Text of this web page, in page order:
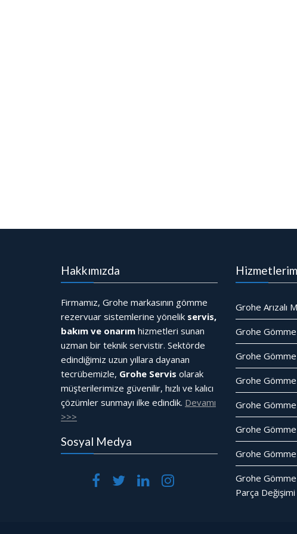
Hakkımızda
Firmamız, Grohe markasının gömme
rezervuar sistemlerine yönelik servis,
bakım ve onarım hizmetleri sunan
uzman bir teknik servistir. Sektörde
edindiğimiz uzun yıllara dayanan
tecrübemizle, Grohe Servis olarak
müşterilerimize güvenilir, hızlı ve kalıcı
çözümler sunmayı ilke edindik. Devamı
>>>
Sosyal Medya
Grohe Arızalı
Grohe Gömme
Grohe
Grohe
Grohe
Grohe Gömme
Grohe
Grohe
Parça Değişimi